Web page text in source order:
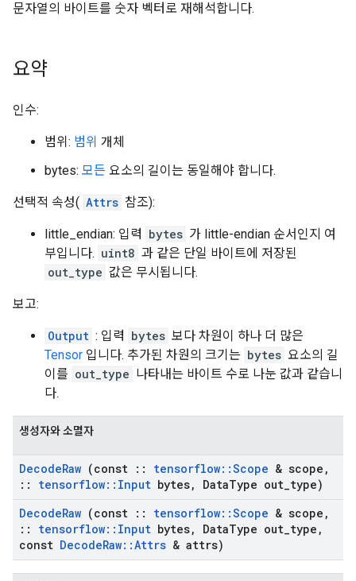
문자열의 바이트를 숫자 벡터로 재해석합니다.
요약
인수:
범위: 범위 개체
bytes: 모든 요소의 길이는 동일해야 합니다.
선택적 속성( Attrs 참조):
little_endian: 입력 bytes 가 little-endian 순서인지 여
부입니다. uint8 과 같은 단일 바이트에 저장된
out_type 값은 무시됩니다.
보고:
Output : 입력 bytes 보다 차원이 하나 더 많은
Tensor 입니다. 추가된 차원의 크기는 bytes 요소의 길
이를 out_type 나타내는 바이트 수로 나눈 값과 같습니
다.
생성자와 소멸자
DecodeRaw (const :: tensorflow::Scope & scope ,
::
tensorflow:: Input bytes, DataType out type)
DecodeRaw (const :: tensorflow::Scope & scope ,
::
tensorflow:: Input bytes, DataType out type ,
const DecodeRaw::Attrs & attrs)